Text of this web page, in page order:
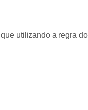
utilizando a regra do